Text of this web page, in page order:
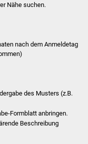
(MOBS)
r Nähe suchen.
nach dem Anmeldetag
des Musters (z.B.
Formblatt anbringen.
Beschreibung